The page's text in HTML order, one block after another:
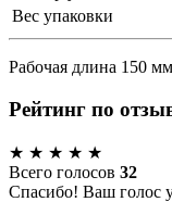
Вес упаковки
Рабочая длина 150 мм
Рейтинг по
★ ★ ★ ★ ★
Всего голосов 32
Спасибо! Ваш голос